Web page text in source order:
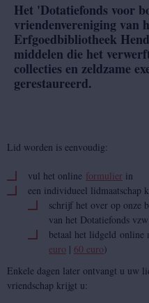
Het 'Dotatiefonds voor
vriendenvereniging van
Erfgoedbibliotheek
middelen die het
collecties en zeldzame
gerestaureerd.
Lid worden is eenvoudig:
vul het online formulier in
een individueel lidmaatschap
schrijf het over op onze
van het Dotatiefonds
betaal het lidgeld online
euro | 60 euro)
Enkele dagen later ontvangt u uw
vriendschap krijgt u: